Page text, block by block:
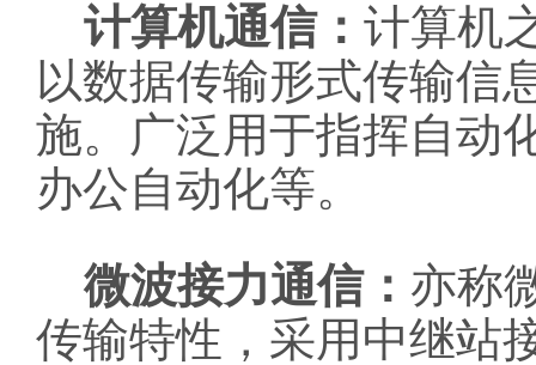
计算机通信： 计算机
以数据传输形式传输信
施。广泛用于指挥自动
办公自动化等。
微波接力通信： 亦称
传输特性，采用中继站